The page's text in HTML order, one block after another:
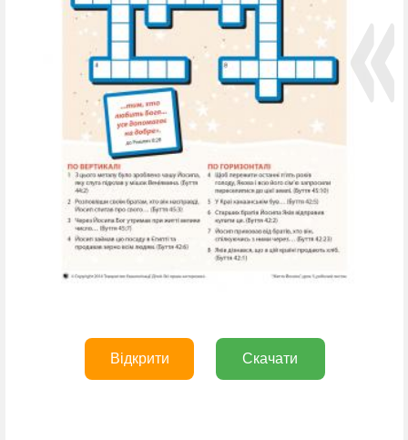
Відкрити Скачати